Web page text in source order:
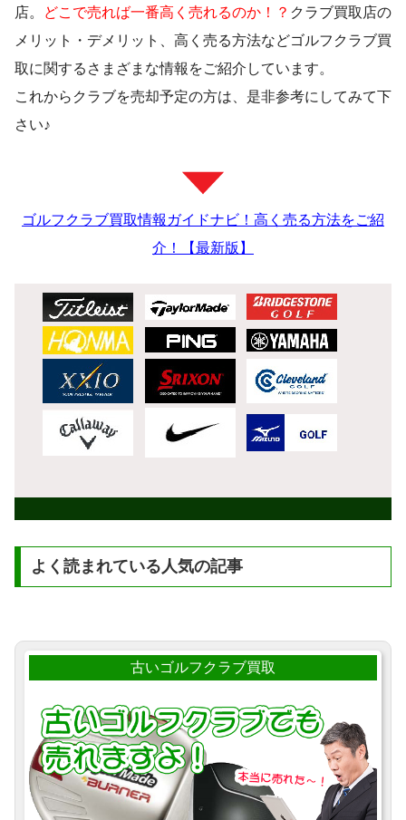
店。
どこで売れば一番高く売れるのか！？ クラブ買取店の
メリット・デメリット、高く売る方法などゴルフクラブ買
取に関するさまざまな情報をご紹介しています。
これからクラブを売却予定の方は、是非参考にしてみて下
さい♪
ゴルフクラブ買取情報ガイドナビ！高く売る方法をご紹
介！【最新版】
よく読まれている人気の記事
古いゴルフクラブ買取